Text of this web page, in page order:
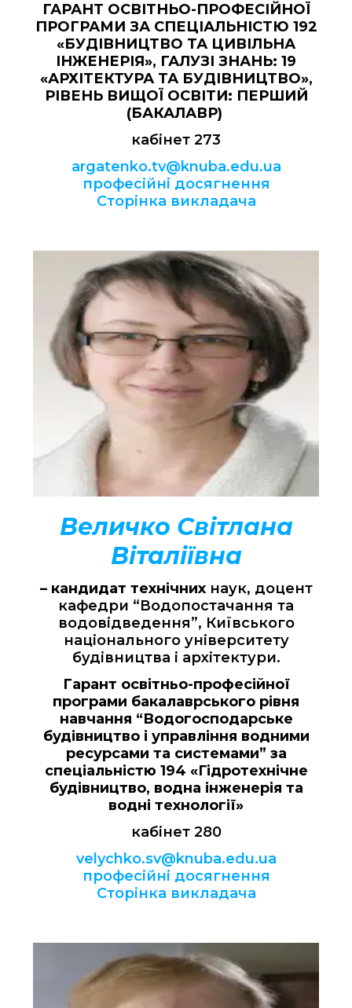
ГАРАНТ ОСВІТНЬО-ПРОФЕСІЙНОЇ
ПРОГРАМИ ЗА СПЕЦІАЛЬНІСТЮ 192
«БУДІВНИЦТВО ТА ЦИВІЛЬНА
ІНЖЕНЕРІЯ», ГАЛУЗІ ЗНАНЬ: 19
«АРХІТЕКТУРА ТА БУДІВНИЦТВО»,
РІВЕНЬ ВИЩОЇ ОСВІТИ: ПЕРШИЙ
(БАКАЛАВР)
кабінет 273
argatenko.tv@knuba.edu.ua
професійні досягнення
Сторінка викладача
Величко Світлана
Віталіївна
– кандидат технічнихнаук, доцент
кафедри “Водопостачання та
водовідведення”, Київського
національного університету
будівництва і архітектури.
Гарант освітньо-професійної
програми бакалаврського рівня
навчання “Водогосподарське
будівництво і управління водними
ресурсами та системами” за
спеціальністю 194 «Гідротехнічне
будівництво, водна інженерія та
водні технології»
кабінет 280
velychko.sv@knuba.edu.ua
професійні досягнення
Сторінка викладача